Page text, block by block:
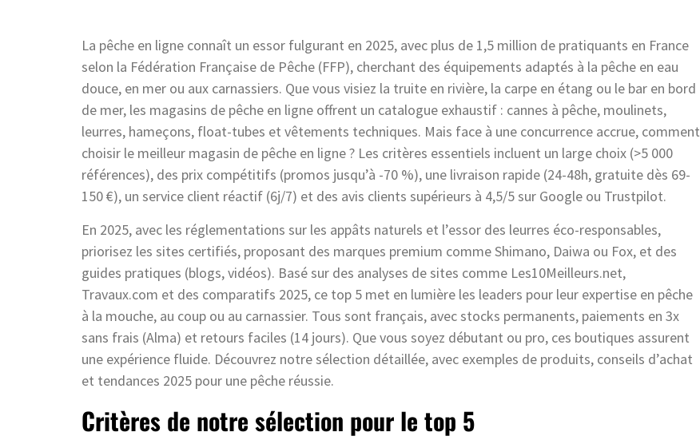
La pêche en ligne connaît un essor fulgurant en 2025, avec plus de 1,5 million de pratiquants en France
selon la Fédération Française de Pêche (FFP), cherchant des équipements adaptés à la pêche en eau
douce, en mer ou aux carnassiers. Que vous visiez la truite en rivière, la carpe en étang ou le bar en bord
de mer, les magasins de pêche en ligne offrent un catalogue exhaustif : cannes à pêche, moulinets,
leurres, hameçons, float-tubes et vêtements techniques. Mais face à une concurrence accrue, comment
choisir le meilleur magasin de pêche en ligne ? Les critères essentiels incluent un large choix (>5 000
références), des prix compétitifs (promos jusqu’à -70 %), une livraison rapide (24-48h, gratuite dès 69-
150 €), un service client réactif (6j/7) et des avis clients supérieurs à 4,5/5 sur Google ou Trustpilot.
En 2025, avec les réglementations sur les appâts naturels et l’essor des leurres éco-responsables,
priorisez les sites certifiés, proposant des marques premium comme Shimano, Daiwa ou Fox, et des
guides pratiques (blogs, vidéos). Basé sur des analyses de sites comme Les10Meilleurs.net,
Travaux.com et des comparatifs 2025, ce top 5 met en lumière les leaders pour leur expertise en pêche
à la mouche, au coup ou au carnassier. Tous sont français, avec stocks permanents, paiements en 3x
sans frais (Alma) et retours faciles (14 jours). Que vous soyez débutant ou pro, ces boutiques assurent
une expérience fluide. Découvrez notre sélection détaillée, avec exemples de produits, conseils d’achat
et tendances 2025 pour une pêche réussie.
Critères de notre sélection pour le top 5